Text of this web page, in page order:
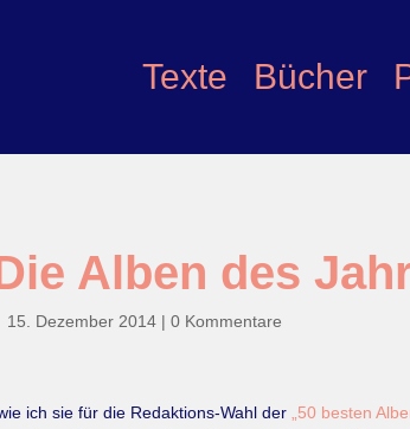
Texte Bücher
Alben des
15. Dezember 2014 | 0 Kommentare
ich sie für die Redaktions-Wahl der
„50 besten